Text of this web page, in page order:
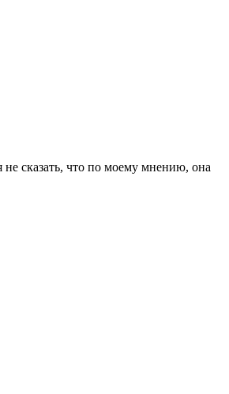
не сказать, что по моему мнению, она